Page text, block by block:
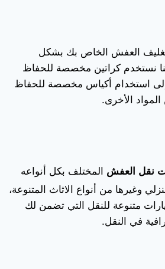
العفش الخاص بك بشكل
نستخدم كراتين مخصصة للحفاظ
استخدام أكياس مخصصة للحفاظ
الأخرى.
نقل العفش
المختلف بكل أنواعه
وغيرها من أنواع الاثاث المتنوعة،
متنوعة للنقل التي تضمن لك
في النقل.